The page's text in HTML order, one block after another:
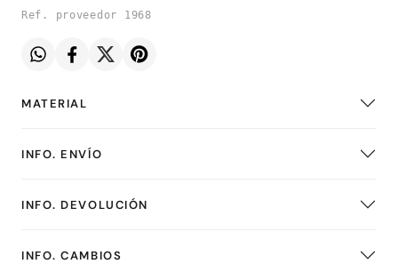
Ref. proveedor 1968
MATERIAL
INFO. ENVÍO
INFO. DEVOLUCIÓN
INFO. CAMBIOS